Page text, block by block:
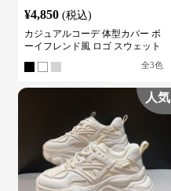
¥4,850 (税込)
カジュアルコーデ 体型カバー ボ
ーイフレンド風 ロゴ スウェット
全3色
人気